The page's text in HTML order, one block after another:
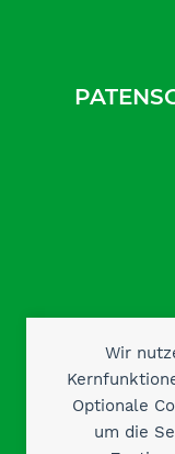
Wir
Optionale
um die